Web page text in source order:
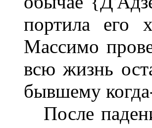
портила его
Массимо
всю жизнь
бывшему
После